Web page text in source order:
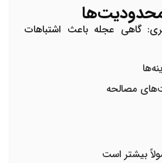
گاهی عجله باعث اشتباهات
مصالحه
بیشتر است